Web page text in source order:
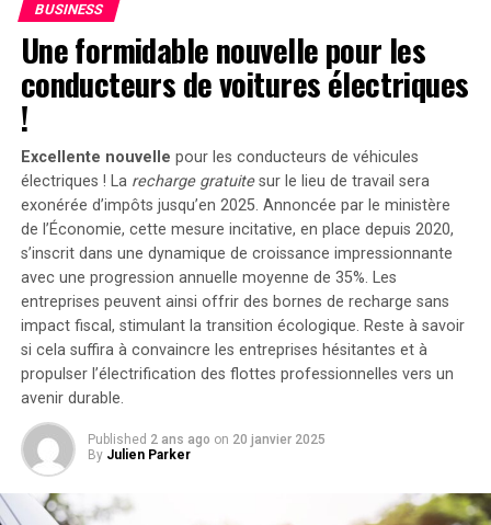
Paiement
Contexte et Perspectives
Cette décision de distribution de dividende reflète la
solidité financière d’EIC et son engagement envers ses
actionnaires. Avec un capital actuel de 562,5 millions de
SAR et un nombre d’actions en circulation de 1,12
milliard, la société continue de démontrer sa capacité à
générer des rendements attractifs pour ses
investisseurs. En 2023, le secteur des industries
électriques a connu une croissance de 5%, soulignant
l’importance de l’innovation et de l’efficacité dans ce
domaine.
Conclusion
Les actionnaires d’EIC peuvent s’attendre à recevoir
une opportunité de retour sur investissement
BUSINESS
Une formidable nouvelle pour les
conducteurs de voitures électriques
!
Excellente nouvelle pour les conducteurs de véhicules
électriques ! La recharge gratuitesur le lieu de travail sera
exonérée d’impôts jusqu’en 2025. Annoncée par le ministère
de l’Économie, cette mesure incitative, en place depuis 2020,
s’inscrit dans une dynamique de croissance impressionnante
avec une progression annuelle moyenne de 35%. Les
entreprises peuvent ainsi offrir des bornes de recharge sans
impact fiscal, stimulant la transition écologique. Reste à savoir
si cela suffira à convaincre les entreprises hésitantes et à
propulser l’électrification des flottes professionnelles vers un
avenir durable.
Published 2 ans ago on 20 janvier 2025
By Julien Parker